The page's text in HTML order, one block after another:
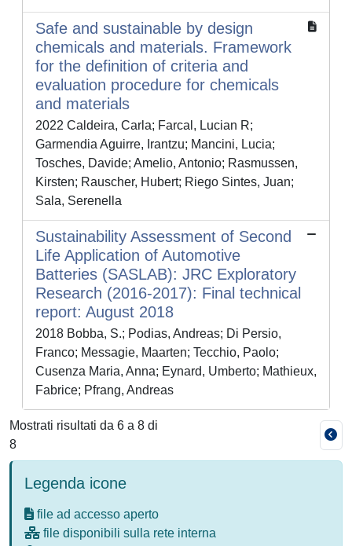
Safe and sustainable by design
chemicals and materials. Framework
for the definition of criteria and
evaluation procedure for chemicals
and materials
2022 Caldeira, Carla; Farcal, Lucian R;
Garmendia Aguirre, Irantzu; Mancini, Lucia;
Tosches, Davide; Amelio, Antonio; Rasmussen,
Kirsten; Rauscher, Hubert; Riego Sintes, Juan;
Sala, Serenella
Sustainability Assessment of Second
Life Application of Automotive
Batteries (SASLAB): JRC Exploratory
Research (2016-2017): Final technical
report: August 2018
2018 Bobba, S.; Podias, Andreas; Di Persio,
Franco; Messagie, Maarten; Tecchio, Paolo;
Cusenza Maria, Anna; Eynard, Umberto; Mathieux,
Fabrice; Pfrang, Andreas
Mostrati risultati da 6 a 8 di
8
Legenda icone
file ad accesso aperto
file disponibili sulla rete interna